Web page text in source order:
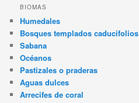
BIOMAS
Humedales
Bosques templados caducifolios
Sabana
Océanos
Pastizales o praderas
Aguas dulces
Arrecifes de coral